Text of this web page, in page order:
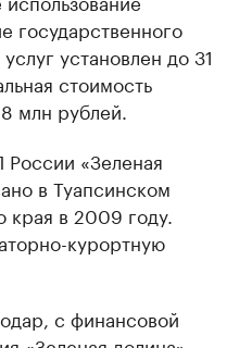
государственного
установлен до 31
стоимость
млн рублей.
«Зеленая
в Туапсинском
края в 2009 году.
курортную
с финансовой